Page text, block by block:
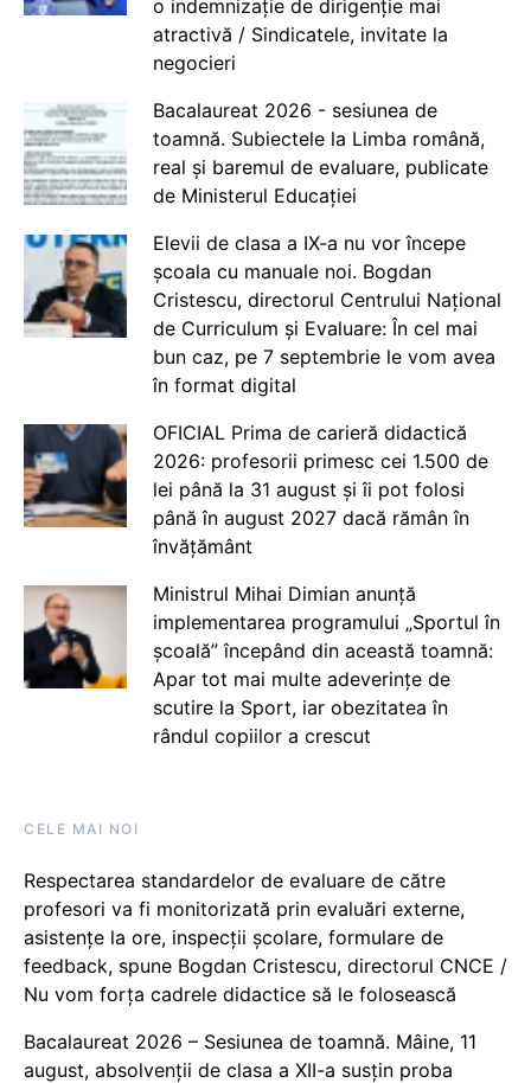
o indemnizație de dirigenție mai
atractivă / Sindicatele, invitate la
negocieri
Bacalaureat 2026 - sesiunea de
toamnă. Subiectele la Limba română,
real și baremul de evaluare, publicate
de Ministerul Educației
Elevii de clasa a IX-a nu vor începe
școala cu manuale noi. Bogdan
Cristescu, directorul Centrului Național
de Curriculum și Evaluare: În cel mai
bun caz, pe 7 septembrie le vom avea
în format digital
OFICIAL Prima de carieră didactică
2026: profesorii primesc cei 1.500 de
lei până la 31 august și îi pot folosi
până în august 2027 dacă rămân în
învățământ
Ministrul Mihai Dimian anunță
implementarea programului „Sportul în
școală” începând din această toamnă:
Apar tot mai multe adeverințe de
scutire la Sport, iar obezitatea în
rândul copiilor a crescut
CELE MAI NOI
Respectarea standardelor de evaluare de către
profesori va fi monitorizată prin evaluări externe,
asistențe la ore, inspecții școlare, formulare de
feedback, spune Bogdan Cristescu, directorul CNCE /
Nu vom forța cadrele didactice să le folosească
Bacalaureat 2026 – Sesiunea de toamnă. Mâine, 11
august, absolvenții de clasa a XII-a susțin proba